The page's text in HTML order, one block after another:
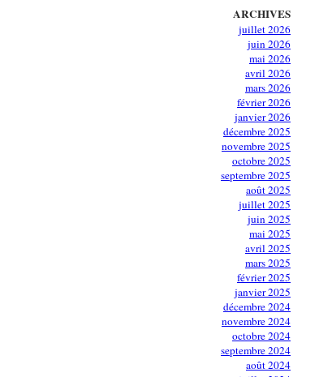
ARCHIVES
juillet 2026
juin 2026
mai 2026
avril 2026
mars 2026
février 2026
janvier 2026
décembre 2025
novembre 2025
octobre 2025
septembre 2025
août 2025
juillet 2025
juin 2025
mai 2025
avril 2025
mars 2025
février 2025
janvier 2025
décembre 2024
novembre 2024
octobre 2024
septembre 2024
août 2024